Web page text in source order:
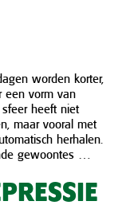
worden korter,
een vorm van
heeft niet
maar vooral met
herhalen.
gewoontes …